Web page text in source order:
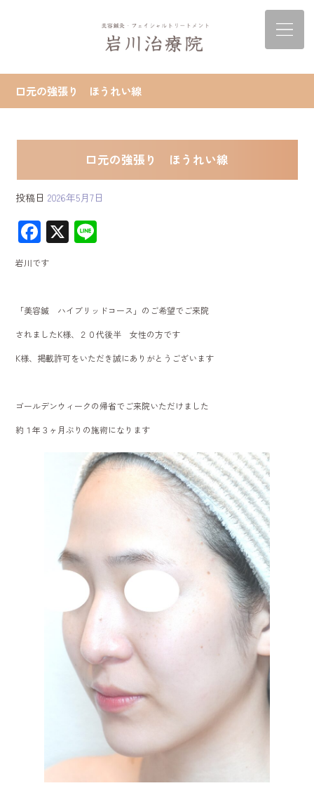
口元の強張り ほうれい線
口元の強張り ほうれい線
投稿日 2026年5月7日
F
ac
e
b
o
ok
X
岩川です
「美容鍼 ハイブリッドコース」のご希望でご来院
されましたK様、２０代後半 女性の方です
K様、掲載許可をいただき誠にありがとうございます
ゴールデンウィークの帰省でご来院いただけました
約１年３ヶ月ぶりの施術になります